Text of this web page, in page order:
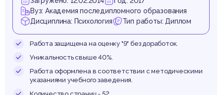
Вуз: Академия последипломного образования
Дисциплина: Психология
Тип работы: Диплом
Работа защищена на оценку "9" без доработок.
Уникальность свыше 40%.
Работа оформлена в соответствии с методическими
указаниями учебного заведения.